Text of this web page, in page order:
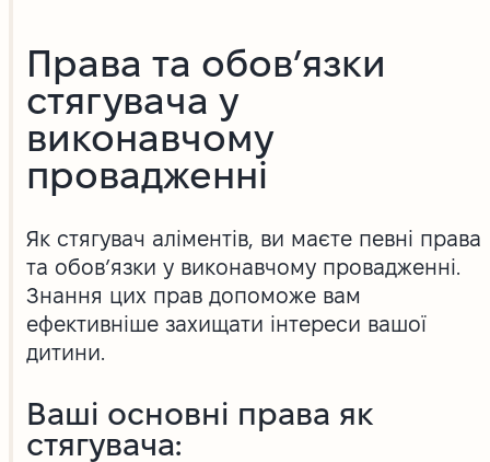
Права та обов’язки
стягувача у
виконавчому
провадженні
Як стягувач аліментів, ви маєте певні права
та обов’язки у виконавчому провадженні.
Знання цих прав допоможе вам
ефективніше захищати інтереси вашої
дитини.
Ваші основні права як
стягувача: